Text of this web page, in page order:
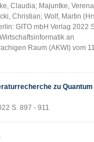
Claudia; Majuntke,
Christian; Wolf, Martin
GITO mbH Verlag 2022
an
Raum (AKWI) vom
zu Quantum
S. 897 - 911